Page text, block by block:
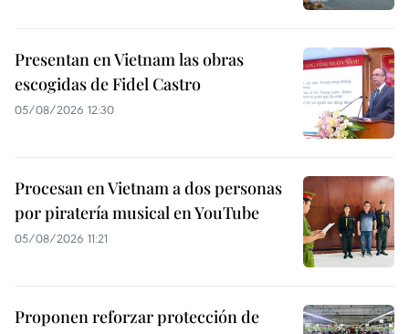
Presentan en Vietnam las obras
escogidas de Fidel Castro
05/08/2026 12:30
Procesan en Vietnam a dos personas
por piratería musical en YouTube
05/08/2026 11:21
Proponen reforzar protección de